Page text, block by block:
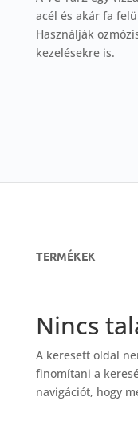
acél és akár fa
Használják
kezelésekre is.
TERMÉKEK
Nincs
A keresett oldal
finomítani a
navigációt, hogy